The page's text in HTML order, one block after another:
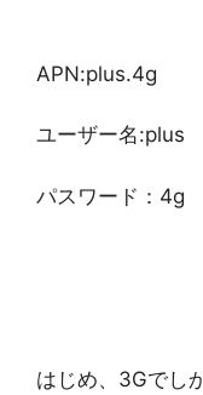
APN:plus.4g
ユーザー名:plus
パスワード：4g
はじめ、3Gでし